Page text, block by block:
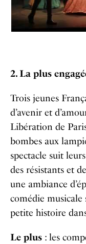
2. La plus
Trois jeunes
d’avenir et
Libération de
bombes aux
spectacle suit
des résistants et
une ambiance
comédie musicale
petite histoire
Le plus : les